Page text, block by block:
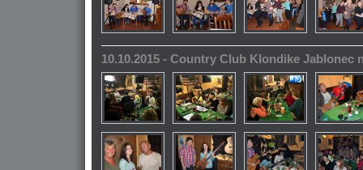
10.10.2015 - Country Club Klondike Jablonec